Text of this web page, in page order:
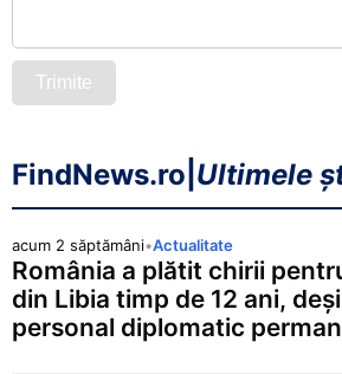
Trimite
FindNews.ro Ultimele
acum 2 săptămâni•Actualitate
România a plătit chirii
din Libia timp de 12 ani,
personal diplomatic